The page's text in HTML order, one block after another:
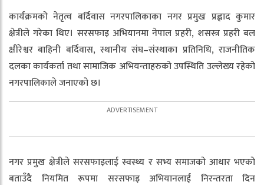
कार्यक्रमको नेतृत्व बर्दिवास नगरपालिकाका नगर प्रमुख प्रह्लाद कुमार
क्षेत्रीले गरेका थिए। सरसफाइ अभियानमा नेपाल प्रहरी, शसस्त्र प्रहरी बल
क्षीरेश्वर बाहिनी बर्दिवास, स्थानीय संघ–संस्थाका प्रतिनिधि, राजनीतिक
दलका कार्यकर्ता तथा सामाजिक अभियन्ताहरुको उपस्थिति उल्लेख्य रहेको
नगरपालिकाले जनाएको छ।
नगर प्रमुख क्षेत्रीले सरसफाइलाई स्वस्थ्य र सभ्य समाजको आधार भएको
बताउँदै नियमित रूपमा सरसफाइ अभियानलाई निरन्तरता दिन